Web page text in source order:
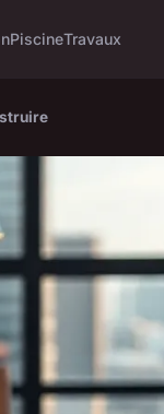
PiscineTravaux